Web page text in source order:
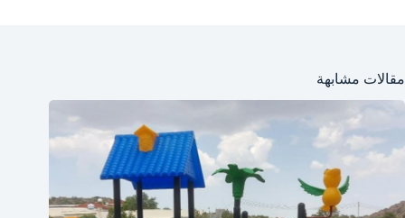
مقالات مشابهة